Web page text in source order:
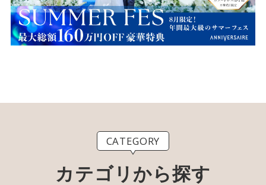
CATEGORY
カテゴリから探す